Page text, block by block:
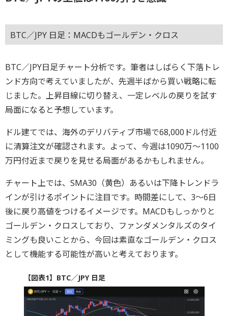
BTC／JPY 日足：MACDもゴールデン・クロス
BTC／JPY日足チャート分析です。筆者はしばらく下落トレ
ンド方向で考えていましたが、先週半ばから買い戦略に転
じました。上昇目線に切り替え、一定レベルの戻りを試す
局面になると予想しています。
ドル建てでは、海外のデリバティブ市場で68,000ドル付近
に清算注文が確認されます。よって、今週は1090万～1100
万円付近まで戻りを見せる局面があるかもしれません。
チャート上では、SMA30（黄色）あるいは下降トレンドラ
インが引けるポイントに注目です。時間差にして、3～6日
後に戻り高値をつけるイメージです。MACDもしっかりと
ゴールデン・クロスしており、ファンダメンタルズのタイ
ミングも良いことから、今回は素直なゴールデン・クロス
として機能する可能性が高いと考えております。
【図表1】BTC／JPY 日足